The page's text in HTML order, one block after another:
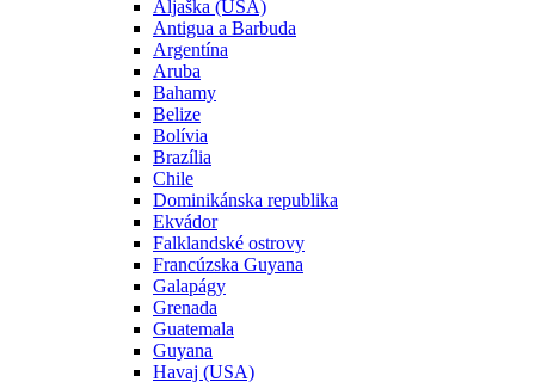
Aljaška (USA)
Antigua a Barbuda
Argentína
Aruba
Bahamy
Belize
Bolívia
Brazília
Chile
Dominikánska republika
Ekvádor
Falklandské ostrovy
Francúzska Guyana
Galapágy
Grenada
Guatemala
Guyana
Havaj (USA)